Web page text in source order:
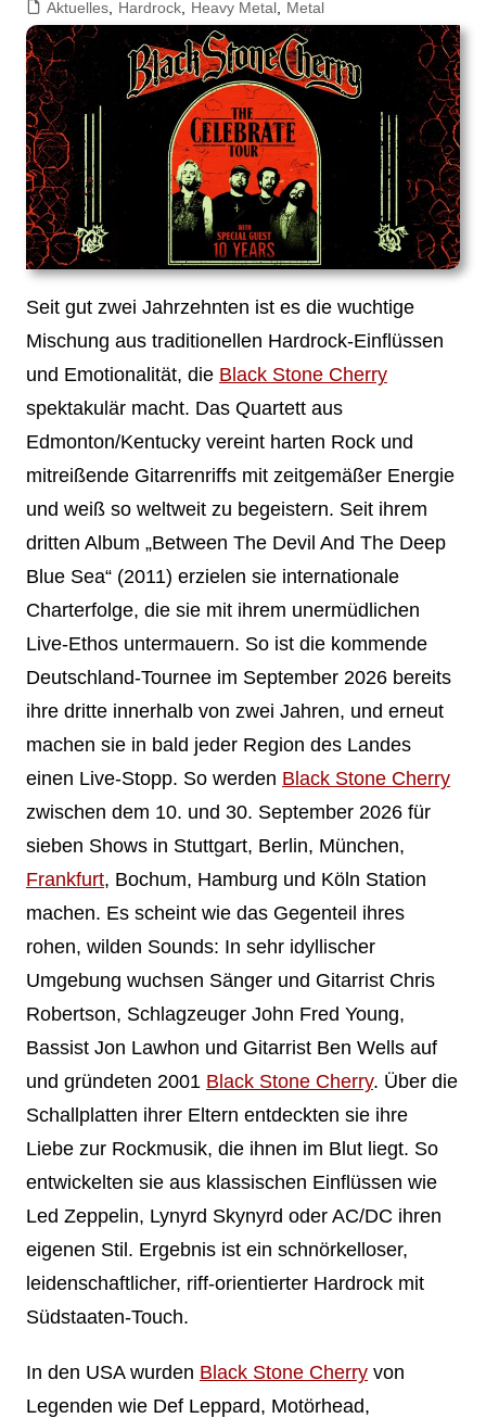
Aktuelles, Hardrock, Heavy Metal, Metal
Seit gut zwei Jahrzehnten ist es die wuchtige
Mischung aus traditionellen Hardrock-Einflüssen
und Emotionalität, die Black Stone Cherry
spektakulär macht. Das Quartett aus
Edmonton/Kentucky vereint harten Rock und
mitreißende Gitarrenriffs mit zeitgemäßer Energie
und weiß so weltweit zu begeistern. Seit ihrem
dritten Album „Between The Devil And The Deep
Blue Sea“ (2011) erzielen sie internationale
Charterfolge, die sie mit ihrem unermüdlichen
Live-Ethos untermauern. So ist die kommende
Deutschland-Tournee im September 2026 bereits
ihre dritte innerhalb von zwei Jahren, und erneut
machen sie in bald jeder Region des Landes
einen Live-Stopp. So werden Black Stone Cherry
zwischen dem 10. und 30. September 2026 für
sieben Shows in Stuttgart, Berlin, München,
Frankfurt, Bochum, Hamburg und Köln Station
machen. Es scheint wie das Gegenteil ihres
rohen, wilden Sounds: In sehr idyllischer
Umgebung wuchsen Sänger und Gitarrist Chris
Robertson, Schlagzeuger John Fred Young,
Bassist Jon Lawhon und Gitarrist Ben Wells auf
und gründeten 2001 Black Stone Cherry. Über die
Schallplatten ihrer Eltern entdeckten sie ihre
Liebe zur Rockmusik, die ihnen im Blut liegt. So
entwickelten sie aus klassischen Einflüssen wie
Led Zeppelin, Lynyrd Skynyrd oder AC/DC ihren
eigenen Stil. Ergebnis ist ein schnörkelloser,
leidenschaftlicher, riff-orientierter Hardrock mit
Südstaaten-Touch.
In den USA wurden Black Stone Cherryvon
Legenden wie Def Leppard, Motörhead,